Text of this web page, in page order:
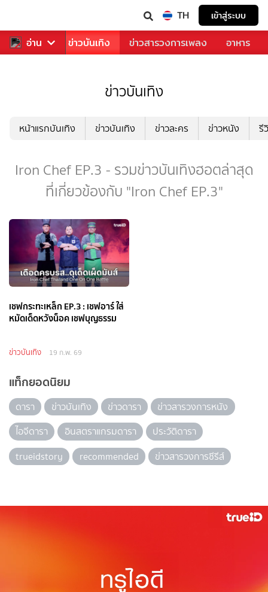
TH เข้าสู่ระบบ
อ่าน
ฬา ข่าว ข่าวบันเทิง ข่าวสารวงการเพลง อาหาร
ข่าวบันเทิง
หน้าแรกบันเทิง ข่าวบันเทิง ข่าวละคร ข่าวหนัง รี
Iron Chef EP.3 - รวมข่าวบันเทิงฮอตล่าสุด
ที่เกี่ยวข้องกับ "Iron Chef EP.3"
เชฟกระทะเหล็ก EP.3 : เชฟอาร์ ใส่
หมัดเด็ดหวังน็อค เชฟบุญธรรม
ข่าวบันเทิง 19 ก.พ. 69
แท็กยอดนิยม
ดารา ข่าวบันเทิง ข่าวดารา
ข่าวสารวงการหนัง
ไอจีดารา
อินสตราแกรมดารา
ประวัติดารา
trueidstory
recommended ข่าวสารวงการซีรีส์